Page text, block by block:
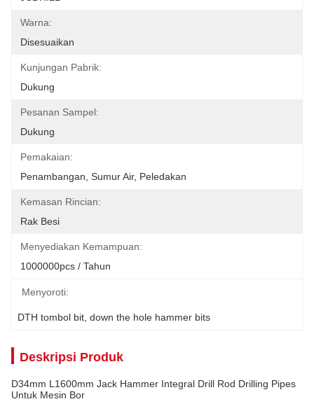
Warna:
Disesuaikan
Kunjungan Pabrik:
Dukung
Pesanan Sampel:
Dukung
Pemakaian:
Penambangan, Sumur Air, Peledakan
Kemasan Rincian:
Rak Besi
Menyediakan Kemampuan:
1000000pcs / Tahun
Menyoroti:
DTH tombol bit down the hole hammer bits
Deskripsi Produk
D34mm L1600mm Jack Hammer Integral Drill Rod Drilling Pipes
Untuk Mesin Bor